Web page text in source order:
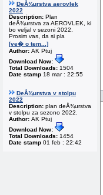
DeÅ¾urstva aerovlek
2022
Description: Plan
deÅ¾urstva za AEROVLEK, ki
bo veljal v sezoni 2022.
Prosim vas, da si pla
[ve� o tem...]
Author: AK Ptuj
Download Now:
Total Downloads: 1504
Date stamp 18 mar : 22:55
DeÅ¾urstva v stolpu
2022
Description: plan deÅ¾urstva
v stolpu za sezono 2022.
Author: AK Ptuj
Download Now:
Total Downloads: 1454
Date stamp 01 feb : 22:42